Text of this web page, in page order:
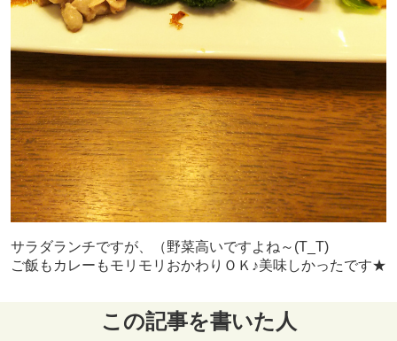
サラダランチですが、（野菜高いですよね～(T_T)
ご飯もカレーもモリモリおかわりＯＫ♪美味しかったです★
この記事を書いた人